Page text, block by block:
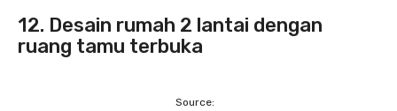
12. Desain rumah 2 lantai dengan
ruang tamu terbuka
Source: